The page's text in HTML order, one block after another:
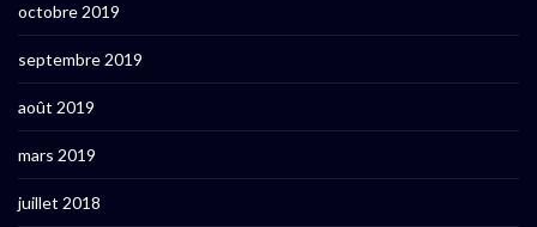
octobre 2019
septembre 2019
août 2019
mars 2019
juillet 2018